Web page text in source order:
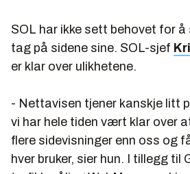
SOL har ikke sett behovet for
tag på sidene sine. SOL-sjef
er klar over ulikhetene.
- Nettavisen tjener kanskje litt
vi har hele tiden vært klar over
flere sidevisninger enn oss og
hver bruker, sier hun. I tillegg til